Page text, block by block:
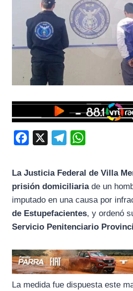
e
b
o
o
e
g
r
a
s
A
p
La Justicia Federal de Villa
prisión domiciliariade un
imputado en una causa por
de Estupefacientes, y ordenó
Servicio Penitenciario
La medida fue dispuesta este